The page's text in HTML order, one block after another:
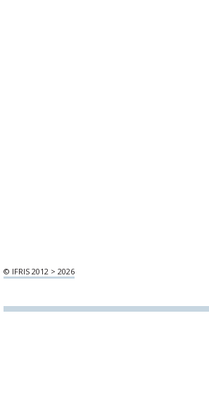
© IFRIS 2012 > 2026